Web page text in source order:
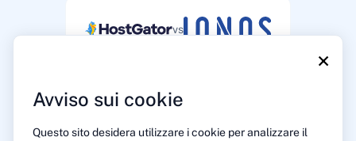
×
Avviso sui cookie
Questo sito desidera utilizzare i cookie per analizzare il
vs
vs